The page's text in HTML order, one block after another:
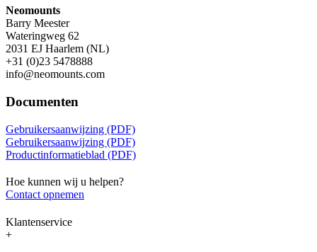
Neomounts
Barry Meester
Wateringweg 62
2031 EJ Haarlem (NL)
+31 (0)23 5478888
info@neomounts.com
Documenten
Gebruikersaanwijzing (PDF)
Gebruikersaanwijzing (PDF)
Productinformatieblad (PDF)
Hoe kunnen wij u helpen?
Contact opnemen
Klantenservice
+